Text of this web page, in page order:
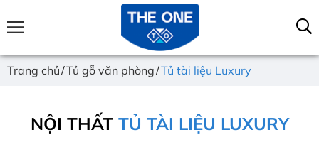
Trang chủ Tủ gỗ văn phòng Tủ tài liệu Luxury
NỘI THẤT TỦ TÀI LIỆU LUXURY